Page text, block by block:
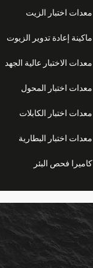
معدات اختبار الزيت
ماكينة إعادة تدوير الزيوت
معدات الاختبار عالية الجهد
معدات اختبار المحول
معدات اختبار الكابلات
معدات اختبار البطارية
كاميرا فحص البئر